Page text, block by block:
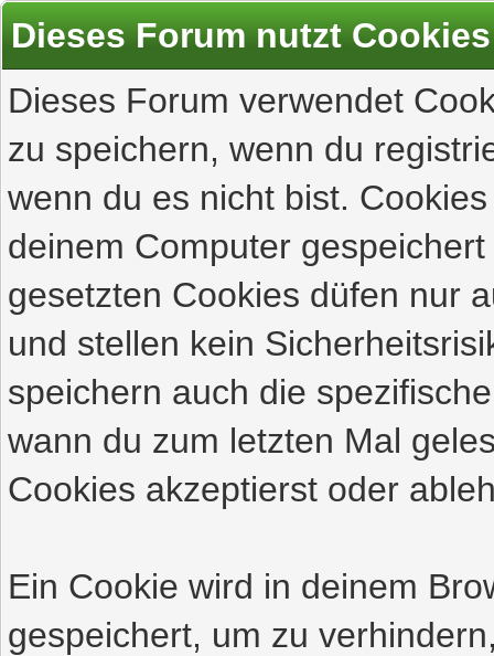
Dieses Forum nutzt Cookies
Dieses Forum verwendet
zu speichern, wenn du
wenn du es nicht bist.
deinem Computer
gesetzten Cookies düfen nur
und stellen kein
speichern auch die
wann du zum letzten Mal
Cookies akzeptierst oder
Ein Cookie wird in deinem
gespeichert, um zu